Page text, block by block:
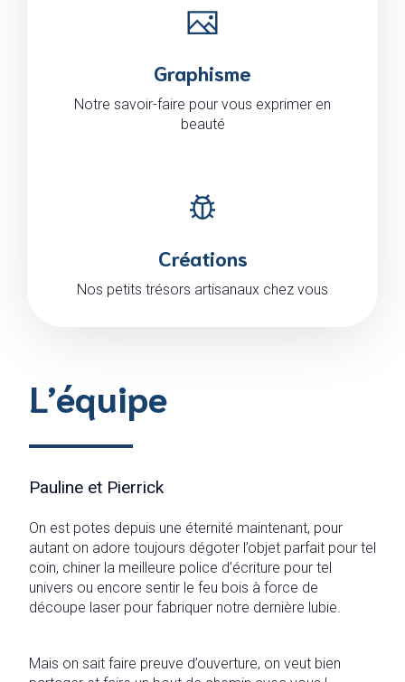
Graphisme
Notre savoir-faire pour vous exprimer en
beauté
Créations
Nos petits trésors artisanaux chez vous
L’équipe
Pauline et Pierrick
On est potes depuis une éternité maintenant, pour
autant on adore toujours dégoter l’objet parfait pour tel
coin, chiner la meilleure police d’écriture pour tel
univers ou encore sentir le feu bois à force de
découpe laser pour fabriquer notre dernière lubie.
Mais on sait faire preuve d’ouverture, on veut bien